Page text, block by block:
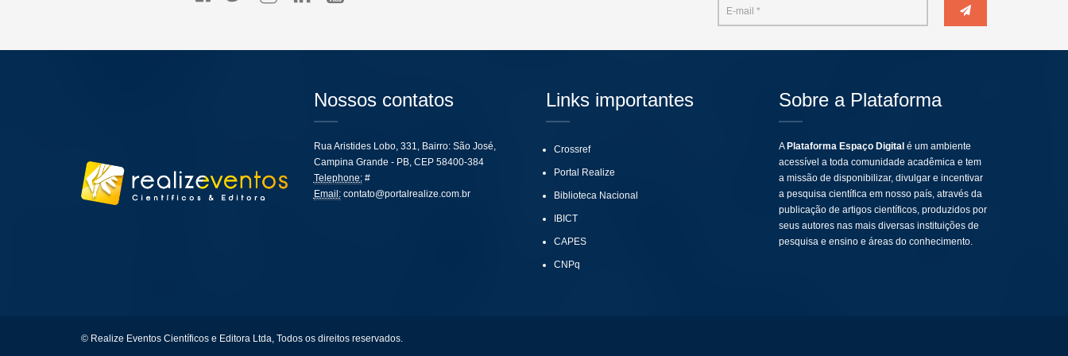
Nossos contatos
Rua Aristides Lobo, 331, Bairro: São José,
Campina Grande - PB, CEP 58400-384
Telephone:#
Email: contato@portalrealize.com.br
Links importantes
Crossref
Portal Realize
Biblioteca Nacional
IBICT
CAPES
CNPq
Sobre a Plataforma
A Plataforma Espaço Digital é um ambiente
acessível a toda comunidade acadêmica e tem
a missão de disponibilizar, divulgar e incentivar
a pesquisa científica em nosso país, através da
publicação de artigos científicos, produzidos por
seus autores nas mais diversas instituições de
pesquisa e ensino e áreas do conhecimento.
© Realize Eventos Científicos e Editora Ltda, Todos os direitos reservados.